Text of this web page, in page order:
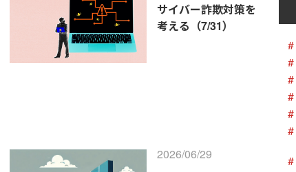
サイバー詐欺対策を
考える（7/31）
2026/06/29